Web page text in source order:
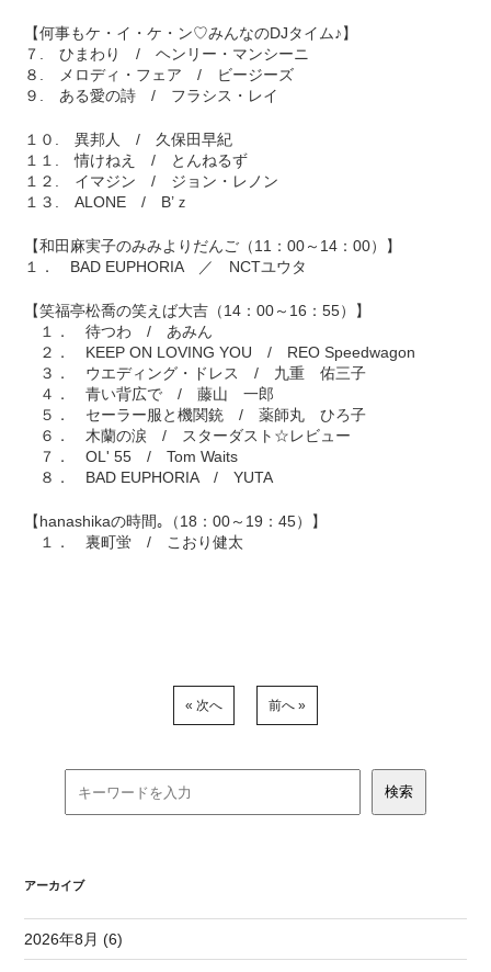
【何事もケ・イ・ケ・ン♡みんなのDJタイム♪】
７. ひまわり / ヘンリー・マンシーニ
８. メロディ・フェア / ビージーズ
９. ある愛の詩 / フラシス・レイ
１０. 異邦人 / 久保田早紀
１１. 情けねえ / とんねるず
１２. イマジン / ジョン・レノン
１３. ALONE / B’ｚ
【和田麻実子のみみよりだんご（11：00～14：00）】
１． BAD EUPHORIA ／ NCTユウタ
【笑福亭松喬の笑えば大吉（14：00～16：55）】
１． 待つわ / あみん
２． KEEP ON LOVING YOU / REO Speedwagon
３． ウエディング・ドレス / 九重 佑三子
４． 青い背広で / 藤山 一郎
５． セーラー服と機関銃 / 薬師丸 ひろ子
６． 木蘭の涙 / スターダスト☆レビュー
７． OL' 55 / Tom Waits
８． BAD EUPHORIA / YUTA
【hanashikaの時間｡（18：00～19：45）】
１． 裏町蛍 / こおり健太
« 次へ 前へ »
アーカイブ
2026年8月 (6)